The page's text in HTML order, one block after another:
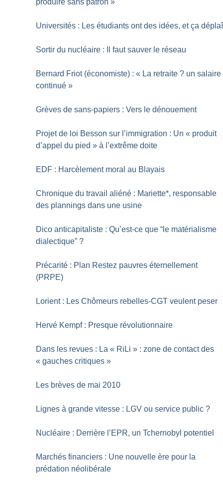
produire sans patron »
Universités : Les étudiants ont des idées, et ça
Sortir du nucléaire : Il faut sauver le réseau
Bernard Friot (économiste) : « La retraite ? un salaire
continué »
Grèves de sans-papiers : Vers le dénouement
Projet de loi Besson sur l’immigration : Un « produit
d’appel du pied » à l’extrême doite
EDF : Harcèlement moral au Blayais
Chronique du travail aliéné : Mariette*, responsable
des plannings dans une usine
Dico anticapitaliste : Qu’est-ce que “le matérialisme
dialectique” ?
Précarité : Plan Restez pauvres éternellement
(PRPE)
Lorient : Les Chômeurs rebelles-CGT veulent peser
Hervé Kempf : Presque révolutionnaire
Dans les revues : La « RiLi » : zone de contact des
« gauches critiques »
Les brèves de mai 2010
Lignes à grande vitesse : LGV ou service public ?
Nucléaire : Derrière l’EPR, un Tchernobyl potentiel
Marchés financiers : Une nouvelle ère pour la
prédation néolibérale